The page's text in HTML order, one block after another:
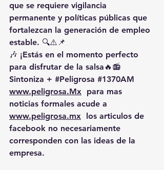
que se requiere vigilancia
permanente y políticas públicas que
fortalezcan la generación de empleo
estable. 🔍⚠️📌
🎶 ¡Estás en el momento perfecto
para disfrutar de la salsa🔥📻
Sintoniza + #Peligrosa #1370AM
www.peligrosa.Mx para mas
noticias formales acude a
www.peligrosa.mx los articulos de
facebook no necesariamente
corresponden con las ideas de la
empresa.